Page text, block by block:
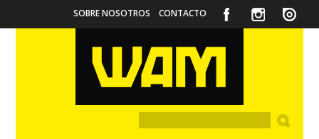
SOBRE NOSOTROS CONTACTO